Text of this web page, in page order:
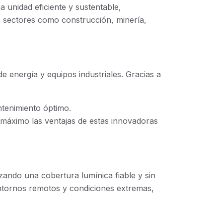
unidad eficiente y sustentable,
sectores como construcción, minería,
energía y equipos industriales. Gracias a
óptimo.
las ventajas de estas innovadoras
una cobertura lumínica fiable y sin
remotos y condiciones extremas,